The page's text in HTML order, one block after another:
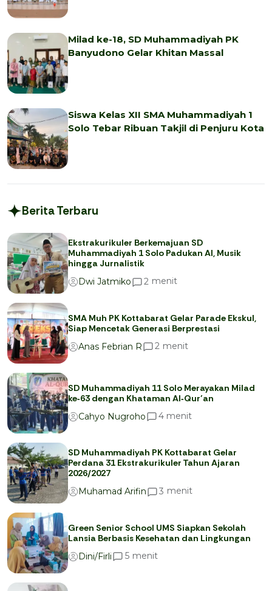
Milad ke-18, SD Muhammadiyah PK
Banyudono Gelar Khitan Massal
Siswa Kelas XII SMA Muhammadiyah 1
Solo Tebar Ribuan Takjil di Penjuru Kota
Berita Terbaru
Ekstrakurikuler Berkemajuan SD
Muhammadiyah 1 Solo Padukan AI, Musik
hingga Jurnalistik
Dwi Jatmiko
2 menit
SMA Muh PK Kottabarat Gelar Parade Ekskul,
Siap Mencetak Generasi Berprestasi
Anas Febrian R
2 menit
SD Muhammadiyah 11 Solo Merayakan Milad
ke‑63 dengan Khataman Al‑Qur’an
Cahyo Nugroho
4 menit
SD Muhammadiyah PK Kottabarat Gelar
Perdana 31 Ekstrakurikuler Tahun Ajaran
2026/2027
Muhamad Arifin
3 menit
Green Senior School UMS Siapkan Sekolah
Lansia Berbasis Kesehatan dan Lingkungan
Dini/Firli
5 menit